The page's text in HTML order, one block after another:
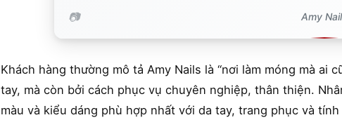
Amy
Khách hàng thường mô tả Amy Nails là “nơi làm móng mà ai
tay, mà còn bởi cách phục vụ chuyên nghiệp, thân thiện.
màu và kiểu dáng phù hợp nhất với da tay, trang phục và tính